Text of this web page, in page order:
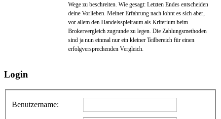
Wege zu beschreiten. Wie gesagt: Letzten Endes entscheiden
deine Vorlieben. Meiner Erfahrung nach lohnt es sich aber,
vor allem den Handelsspielraum als Kriterium beim
Brokervergleich zugrunde zu legen. Die Zahlungsmethoden
sind ja nun einmal nur ein kleiner Teilbereich für einen
erfolgversprechenden Vergleich.
Login
Benutzername: